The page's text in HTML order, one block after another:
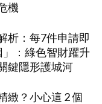
機
析：每7件申請即
：綠色智財躍升
鍵隱形護城河
緻？小心這 2 個